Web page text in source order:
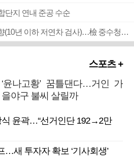
단지 연내 준공 수순
■ 검사 신분 버리고 직급하향(10년 이하 저연차 검사)…檢 중수청행 기피
스포츠 +
‘윤나고황’ 꿈틀댄다…거인 가
을야구 불씨 살릴까
식 윤곽…“선거인단 192→2만
…새 투자자 확보 ‘기사회생’